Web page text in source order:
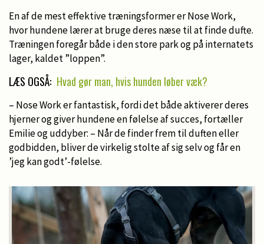
En af de mest effektive træningsformer er Nose Work,
hvor hundene lærer at bruge deres næse til at finde dufte.
Træningen foregår både i den store park og på internatets
lager, kaldet ”loppen”.
LÆS OGSÅ: Hvad gør man, hvis hunden løber væk?
– Nose Work er fantastisk, fordi det både aktiverer deres
hjerner og giver hundene en følelse af succes, fortæller
Emilie og uddyber: – Når de finder frem til duften eller
godbidden, bliver de virkelig stolte af sig selv og får en
’jeg kan godt’-følelse.